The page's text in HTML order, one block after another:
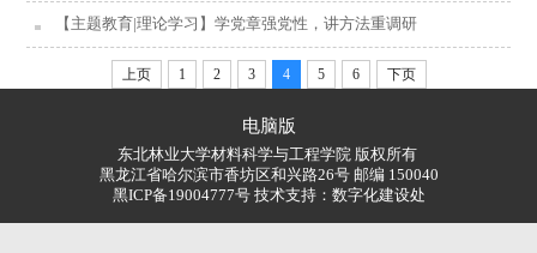
【主题教育|理论学习】学党章强党性，讲方法重调研
上页 1 2 3 4 5 6 下页
电脑版
东北林业大学材料科学与工程学院 版权所有
黑龙江省哈尔滨市香坊区和兴路26号 邮编 150040
黑ICP备19004777号 技术支持： 数字化建设处